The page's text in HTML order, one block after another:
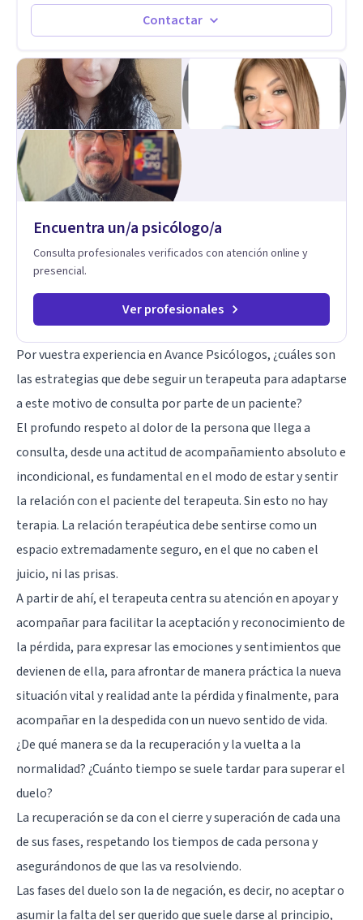
Contactar
Encuentra un/a psicólogo/a
Consulta profesionales verificados con atención online y
presencial.
Ver profesionales
Por vuestra experiencia en Avance Psicólogos, ¿cuáles son
las estrategias que debe seguir un terapeuta para adaptarse
a este motivo de consulta por parte de un paciente?
El profundo respeto al dolor de la persona que llega a
consulta, desde una actitud de acompañamiento absoluto e
incondicional, es fundamental en el modo de estar y sentir
la relación con el paciente del terapeuta. Sin esto no hay
terapia. La relación terapéutica debe sentirse como un
espacio extremadamente seguro, en el que no caben el
juicio, ni las prisas.
A partir de ahí, el terapeuta centra su atención en apoyar y
acompañar para facilitar la aceptación y reconocimiento de
la pérdida, para expresar las emociones y sentimientos que
devienen de ella, para afrontar de manera práctica la nueva
situación vital y realidad ante la pérdida y finalmente, para
acompañar en la despedida con un nuevo sentido de vida.
¿De qué manera se da la recuperación y la vuelta a la
normalidad? ¿Cuánto tiempo se suele tardar para superar el
duelo?
La recuperación se da con el cierre y superación de cada una
de sus fases, respetando los tiempos de cada persona y
asegurándonos de que las va resolviendo.
Las fases del duelo son la de negación, es decir, no aceptar o
asumir la falta del ser querido que suele darse al principio,